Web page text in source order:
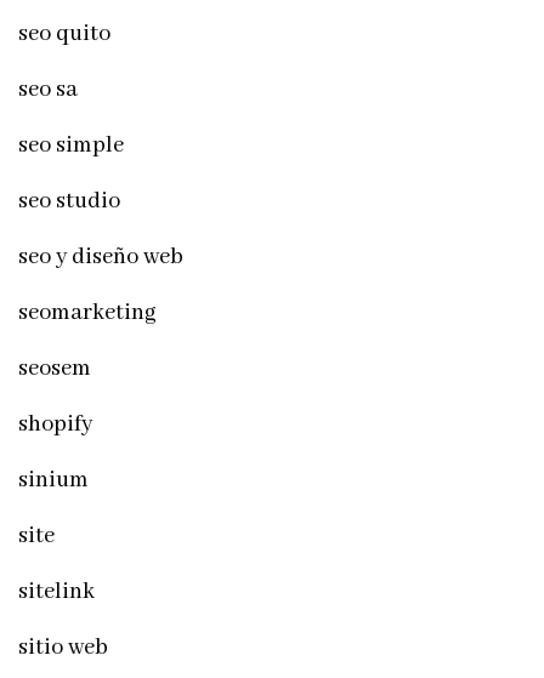
seo quito
seo sa
seo simple
seo studio
seo y diseño web
seomarketing
seosem
shopify
sinium
site
sitelink
sitio web